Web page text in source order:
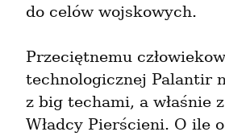
do celów wojskowych.
Przeciętnemu
technologicznej Palantir
z big techami, a właśnie
Władcy Pierścieni. O ile